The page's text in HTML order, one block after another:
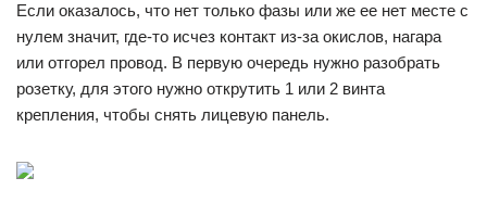
Если оказалось, что нет только фазы или же ее нет месте с
нулем значит, где-то исчез контакт из-за окислов, нагара
или отгорел провод. В первую очередь нужно разобрать
розетку, для этого нужно открутить 1 или 2 винта
крепления, чтобы снять лицевую панель.